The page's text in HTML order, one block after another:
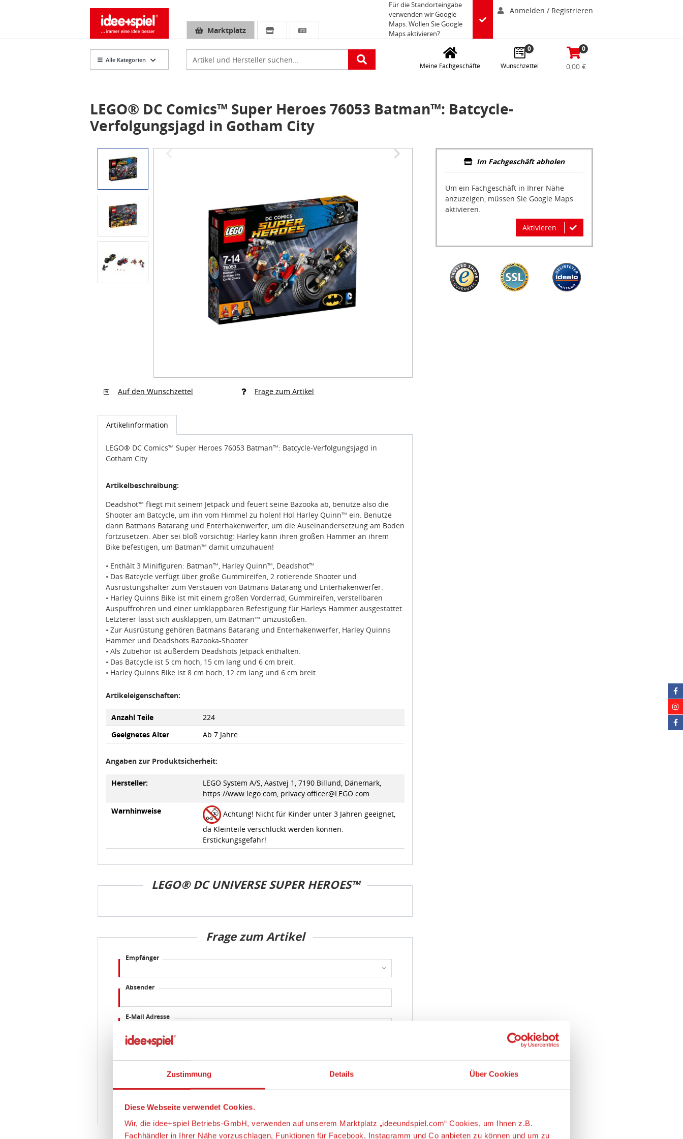
Zustimmung Details Über Cookies
Diese Webseite verwendet Cookies.
Wir, die idee+spiel Betriebs-GmbH, verwenden auf unserem Marktplatz „ideeundspiel.com“ Cookies, um Ihnen z.B.
Fachhändler in Ihrer Nähe vorzuschlagen, Funktionen für Facebook, Instagramm und Co anbieten zu können und um zu
Marktplatz
Für die Standorteingabe
verwenden wir Google
Maps. Wollen Sie Google
Maps aktivieren?
Anmelden / Registrieren
Alle Kategorien
Meine Fachgeschäfte
0
Wunschzettel
0
0,00 €
LEGO® DC Comics™ Super Heroes 76053 Batman™: Batcycle-
Verfolgungsjagd in Gotham City
Auf den Wunschzettel Frage zum Artikel
Artikelinformation
LEGO® DC Comics™ Super Heroes 76053 Batman™: Batcycle-Verfolgungsjagd in
Gotham City
Artikelbeschreibung:
Deadshot™ fliegt mit seinem Jetpack und feuert seine Bazooka ab, benutze also die
Shooter am Batcycle, um ihn vom Himmel zu holen! Hol Harley Quinn™ ein. Benutze
dann Batmans Batarang und Enterhakenwerfer, um die Auseinandersetzung am Boden
fortzusetzen. Aber sei bloß vorsichtig: Harley kann ihren großen Hammer an ihrem
Bike befestigen, um Batman™ damit umzuhauen!
• Enthält 3 Minifiguren: Batman™, Harley Quinn™, Deadshot™
• Das Batcycle verfügt über große Gummireifen, 2 rotierende Shooter und
Ausrüstungshalter zum Verstauen von Batmans Batarang und Enterhakenwerfer.
• Harley Quinns Bike ist mit einem großen Vorderrad, Gummireifen, verstellbaren
Auspuffrohren und einer umklappbaren Befestigung für Harleys Hammer ausgestattet.
Letzterer lässt sich ausklappen, um Batman™ umzustoßen.
• Zur Ausrüstung gehören Batmans Batarang und Enterhakenwerfer, Harley Quinns
Hammer und Deadshots Bazooka-Shooter.
• Als Zubehör ist außerdem Deadshots Jetpack enthalten.
• Das Batcycle ist 5 cm hoch, 15 cm lang und 6 cm breit.
• Harley Quinns Bike ist 8 cm hoch, 12 cm lang und 6 cm breit.
Artikeleigenschaften:
Anzahl Teile
224
Geeignetes Alter
Ab 7 Jahre
Angaben zur Produktsicherheit:
Hersteller:
LEGO System A/S, Aastvej 1, 7190 Billund, Dänemark,
https://www.lego.com, privacy.officer@LEGO.com
Warnhinweise
Achtung! Nicht für Kinder unter 3 Jahren geeignet,
da Kleinteile verschluckt werden können.
Erstickungsgefahr!
LEGO® DC UNIVERSE SUPER HEROES™
Frage zum Artikel
Empfänger
Absender
E-Mail Adresse
Frage
Im Fachgeschäft abholen
Um ein Fachgeschäft in Ihrer Nähe
anzuzeigen, müssen Sie Google Maps
aktivieren.
Aktivieren